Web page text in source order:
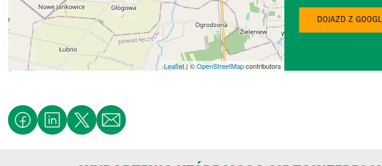
Leaflet| ©OpenStreetMapcontributors
DOJAZD Z
MAJ
26
MEATing 2026
MCC Mazurkas Conference Centre & Hotel
CZE
09
DRINK TECH - Branżowe Targi Produkcji Napojów i Płynnej Żywności …
CZE
09
Międzynarodowe Branżowe Targi Żywności